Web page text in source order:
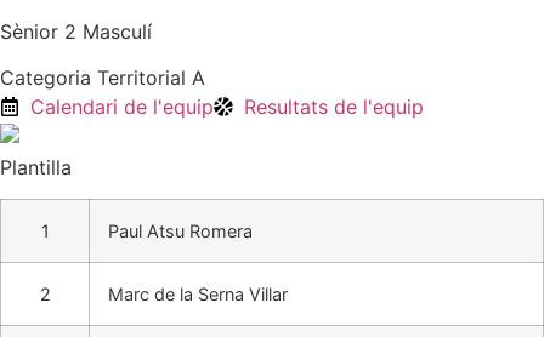
Sènior 2 Masculí
Categoria Territorial A
Calendari de l'equip
Resultats de l'equip
Plantilla
1 Paul Atsu Romera
2 Marc de la Serna Villar